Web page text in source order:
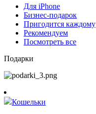
Для iPhone
Бизнес-подарок
Пригодится каждому
Рекомендуем
Посмотреть все
Подарки
Кошельки